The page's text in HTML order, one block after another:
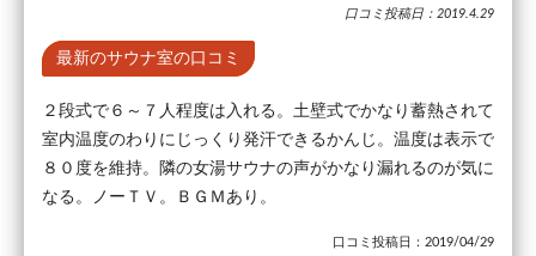
口コミ投稿日：2019.4.29
最新のサウナ室の口コミ
２段式で６～７人程度は入れる。土壁式でかなり蓄熱されて
室内温度のわりにじっくり発汗できるかんじ。温度は表示で
８０度を維持。隣の女湯サウナの声がかなり漏れるのが気に
なる。ノーＴＶ。ＢＧＭあり。
口コミ投稿日：2019/04/29